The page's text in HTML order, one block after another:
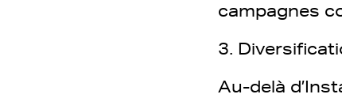
campagnes
3.
Au-delà